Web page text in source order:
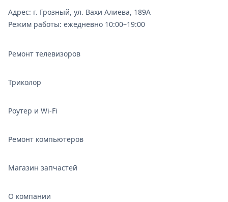
Адрес: г. Грозный, ул. Вахи Алиева, 189А
Режим работы: ежедневно 10:00–19:00
Ремонт телевизоров
Триколор
Роутер и Wi‑Fi
Ремонт компьютеров
Магазин запчастей
О компании